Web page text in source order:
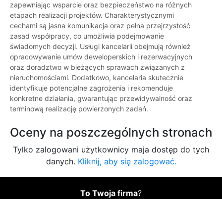
zapewniając wsparcie oraz bezpieczeństwo na różnych
etapach realizacji projektów. Charakterystycznymi
cechami są jasna komunikacja oraz pełna przejrzystość
zasad współpracy, co umożliwia podejmowanie
świadomych decyzji. Usługi kancelarii obejmują również
opracowywanie umów deweloperskich i rezerwacyjnych
oraz doradztwo w bieżących sprawach związanych z
nieruchomościami. Dodatkowo, kancelaria skutecznie
identyfikuje potencjalne zagrożenia i rekomenduje
konkretne działania, gwarantując przewidywalność oraz
terminową realizację powierzonych zadań.
Oceny na poszczególnych stronach
Tylko zalogowani użytkownicy maja dostęp do tych
danych. Kliknij, aby się zalogować.
To Twoja firma?